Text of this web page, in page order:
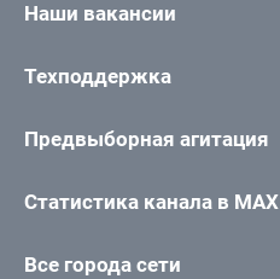
Наши вакансии
Техподдержка
Предвыборная агитация
Статистика канала в MAX
Все города сети